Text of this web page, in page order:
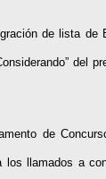
de lista
del
de
los llamados a